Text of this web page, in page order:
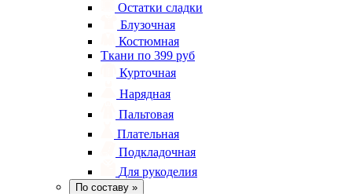
Остатки сладки
Блузочная
Костюмная
Ткани по 399 руб
Курточная
Нарядная
Пальтовая
Плательная
Подкладочная
Для рукоделия
По составу »